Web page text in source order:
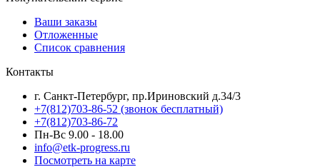
Ваши заказы
Отложенные
Список сравнения
Контакты
г. Санкт-Петербург, пр.Ириновский д.34/3
+7(812)703-86-52 (звонок бесплатный)
+7(812)703-86-72
Пн-Вс 9.00 - 18.00
info@etk-progress.ru
Посмотреть на карте